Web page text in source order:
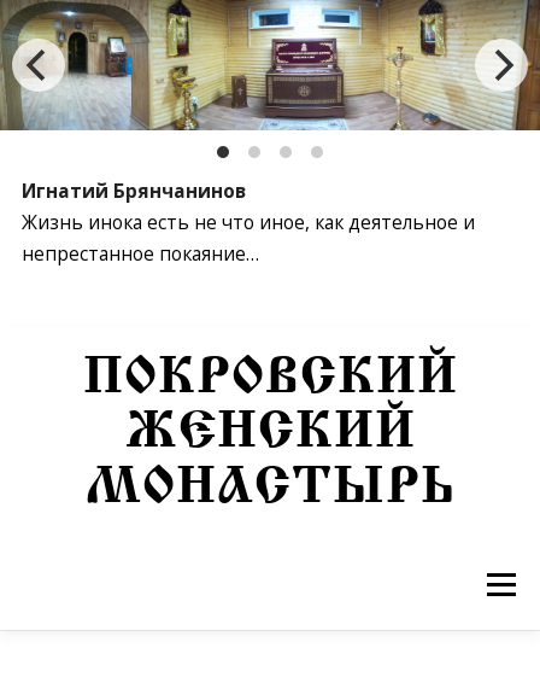
Игнатий Брянчанинов
Жизнь инока есть не что иное, как деятельное и
непрестанное покаяние…
ПОКРОВСКИЙ
ЖЕНСКИЙ
МОНАСТЫРЬ
Меню